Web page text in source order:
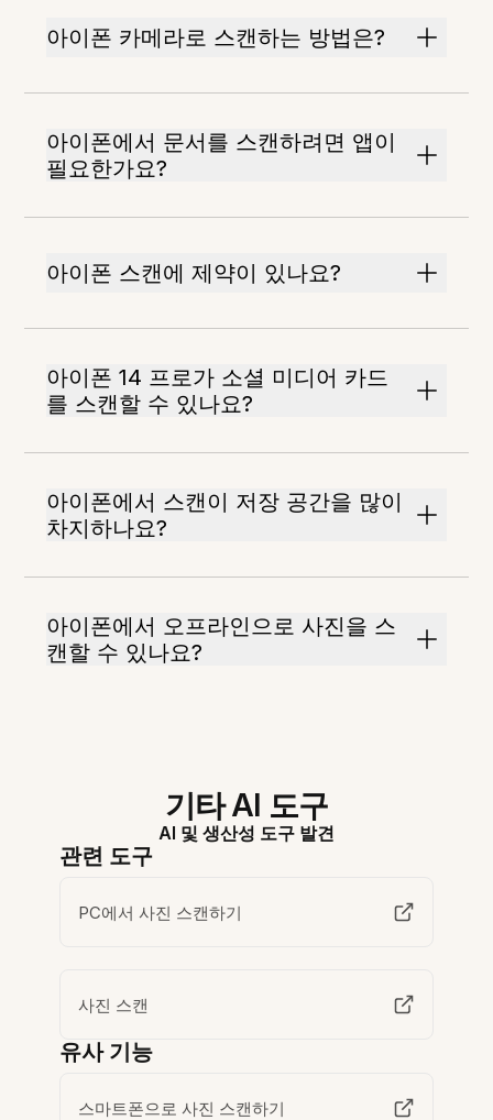
아이폰 카메라로 스캔하는 방법은?
아이폰에서 문서를 스캔하려면 앱이
필요한가요?
아이폰 스캔에 제약이 있나요?
아이폰 14 프로가 소셜 미디어 카드
를 스캔할 수 있나요?
아이폰에서 스캔이 저장 공간을 많이
차지하나요?
아이폰에서 오프라인으로 사진을 스
캔할 수 있나요?
기타 AI 도구
AI 및 생산성 도구 발견
관련 도구
PC에서 사진 스캔하기
사진 스캔
유사 기능
스마트폰으로 사진 스캔하기